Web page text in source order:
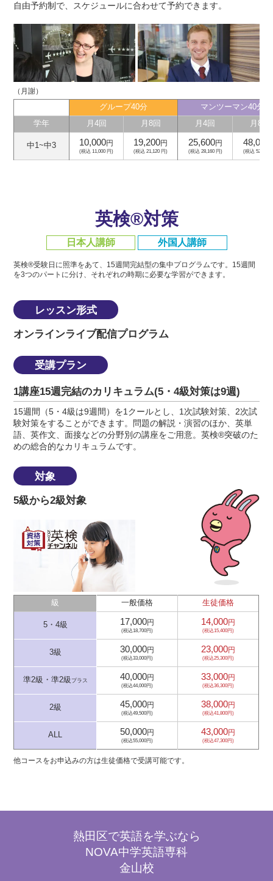
自由予約制で、スケジュールに合わせて予約できます。
（月謝）
グループ40分
マンツーマン40分
学年
月4回 月8回 月4回 月8回
中1~中3 10,000円
(税込 11,000 円)
19,200円
(税込 21,120 円)
25,600円
(税込 28,160 円)
48,000
(税込 52,800
英検®対策
日本人講師 外国人講師
英検®受験日に照準をあて、15週間完結型の集中プログラムです。 15週間
を3つのパートに分け、それぞれの時期に必要な学習ができます。
レッスン形式
オンラインライブ配信プログラム
受講プラン
1講座15週完結のカリキュラム(5・4級対策は9週)
15週間（5・4級は9週間）を1クールとし、1次試験対策、2次試
験対策をすることができます。問題の解説・演習のほか、英単
語、英作文、面接などの分野別の講座をご用意。英検®突破のた
めの総合的なカリキュラムです。
対象
5級から2級対象
級 一般価格 生徒価格
5・4級 17,000円
(税込18,700円)
14,000円
(税込15,400円)
3級 30,000円
(税込33,000円)
23,000円
(税込25,300円)
準2級・準2級 プラス 40,000円
(税込44,000円)
33,000円
(税込36,300円)
2級 45,000円
(税込49,500円)
38,000円
(税込41,800円)
ALL 50,000円
(税込55,000円)
43,000円
(税込47,300円)
他コースをお申込みの方は生徒価格で受講可能です。
熱田区で英語を学ぶなら
NOVA中学英語専科
金山校